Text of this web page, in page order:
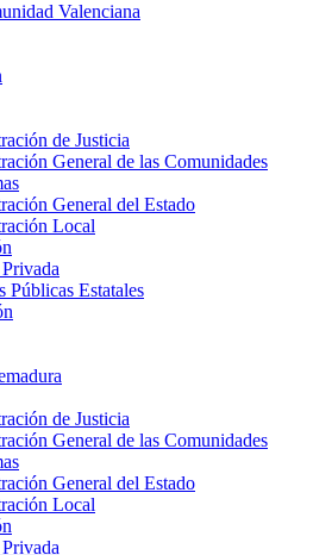
Valenciana
de Justicia
General de las Comunidades
General del Estado
Local
Públicas Estatales
de Justicia
General de las Comunidades
General del Estado
Local